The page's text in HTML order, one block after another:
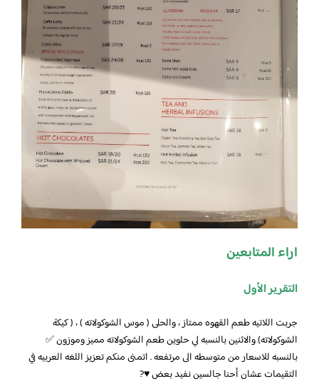
اراء المتابعين
التقرير الأول
جربت اللاتيه طعم القهوه ممتاز ، والحلى ( موس الشوكولاته ) ، ( كيكة
الشوكولاته) والاثنين بالنسبه لي حلوين طعم الشوكولاته مميز وموزون ✅
بالنسبه للاسعار من متوسطه الى مرتفعه . اتمنى منكم تعزيز اللغه العربيه في
التقيمات عشان أحنا جالسين نفيد بعض ♥️?